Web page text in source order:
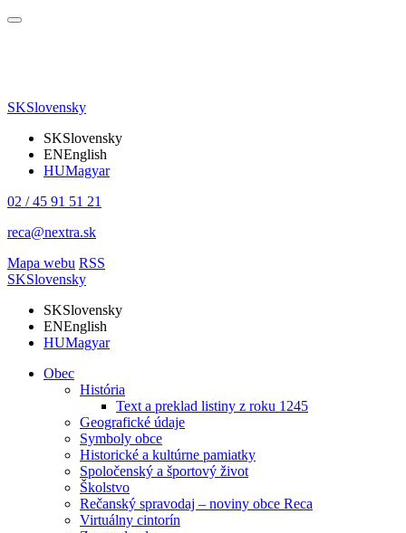
SKSlovensky
SKSlovensky
ENEnglish
HUMagyar
02 / 45 91 51 21
reca@nextra.sk
Mapa webu RSS
SKSlovensky
SKSlovensky
ENEnglish
HUMagyar
Obec
História
Text a preklad listiny z roku 1245
Geografické údaje
Symboly obce
Historické a kultúrne pamiatky
Spoločenský a športový život
Školstvo
Rečanský spravodaj – noviny obce Reca
Virtuálny cintorín